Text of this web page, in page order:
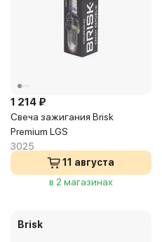
1 214 ₽
Свеча зажигания Brisk
Premium LGS
3025
11 августа
в 2 магазинах
Brisk